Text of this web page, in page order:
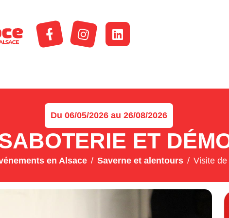
Du 06/05/2026 au 26/08/2026
ET
en Alsace Saverne et alentours Visite